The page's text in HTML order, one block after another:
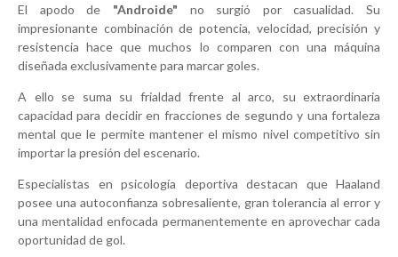
El apodo de "Androide" no surgió por casualidad. Su
impresionante combinación de potencia, velocidad, precisión y
resistencia hace que muchos lo comparen con una máquina
diseñada exclusivamente para marcar goles.
A ello se suma su frialdad frente al arco, su extraordinaria
capacidad para decidir en fracciones de segundo y una fortaleza
mental que le permite mantener el mismo nivel competitivo sin
importar la presión del escenario.
Especialistas en psicología deportiva destacan que Haaland
posee una autoconfianza sobresaliente, gran tolerancia al error y
una mentalidad enfocada permanentemente en aprovechar cada
oportunidad de gol.